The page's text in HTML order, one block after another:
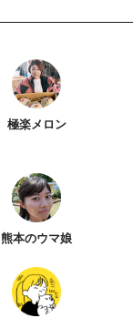
極楽メロン
熊本のウマ娘